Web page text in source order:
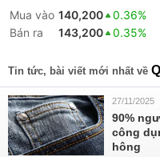
Mua vào 140,200
0.36%
Bán ra
143,200 0.35%
Tin tức, bài viết mới nhất về
27/11/2025
90%
công
hông